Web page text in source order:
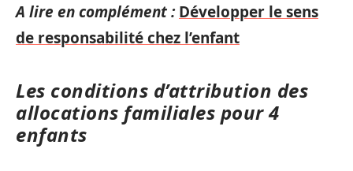
A lire en complément : Développer le sens
de responsabilité chez l’enfant
Les conditions d’attribution des
allocations familiales pour 4
enfants